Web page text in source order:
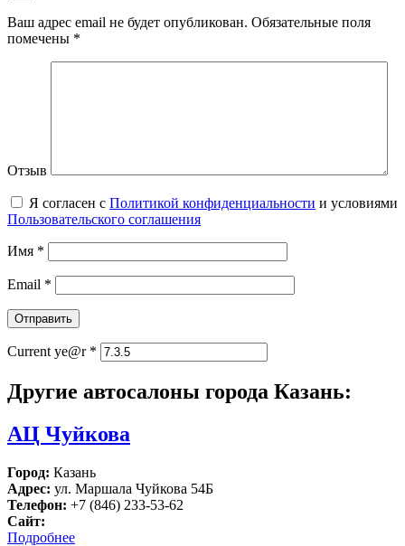
Ваш адрес email не будет опубликован. Обязательные поля
помечены *
Отзыв
Я согласен с Политикой конфиденциальности и условиями
Пользовательского соглашения
Имя *
Email *
Current ye@r *
Другие автосалоны города Казань:
АЦ Чуйкова
Город: Казань
Адрес: ул. Маршала Чуйкова 54Б
Телефон: +7 (846) 233-53-62
Сайт:
Подробнее